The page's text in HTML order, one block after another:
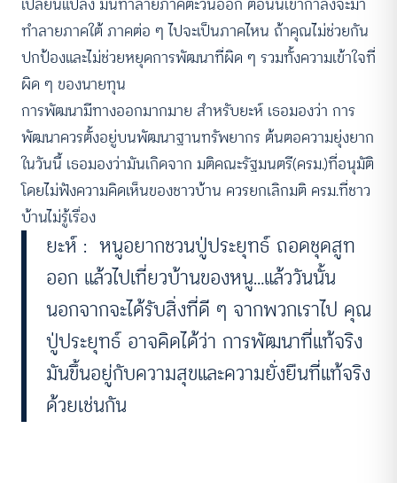
ทำลายภาคใต้ ภาคต่อ ๆ ไปจะเป็นภาคไหน ถ้าคุณไม่ช่วยกัน
ปกป้องและไม่ช่วยหยุดการพัฒนาที่ผิด ๆ รวมทั้งความเข้าใจที่
ผิด ๆ ของนายทุน
การพัฒนามีทางออกมากมาย สำหรับยะห์ เธอมองว่า การ
พัฒนาควรตั้งอยู่บนพัฒนาฐานทรัพยากร ต้นตอความยุ่งยาก
ในวันนี้ เธอมองว่ามันเกิดจาก​ มติคณะรัฐมนตรี(ครม.)ที่อนุมัติ
โดยไม่ฟังความคิดเห็นของชาวบ้าน ควรยกเลิกมติ ครม.ที่ชาว
บ้านไม่รู้เรื่อง
ยะห์ : หนูอยากชวนปู่ประยุทธ์ ถอดชุดสูท
ออก แล้วไปเที่ยวบ้านของหนู…แล้ววันนั้น
นอกจากจะได้รับสิ่งที่ดี ๆ จากพวกเราไป คุณ
ปู่ประยุทธ์ อาจคิดได้ว่า การพัฒนาที่แท้จริง
มันขึ้นอยู่กับความสุขและความยั่งยืนที่แท้จริง
ด้วยเช่นกัน